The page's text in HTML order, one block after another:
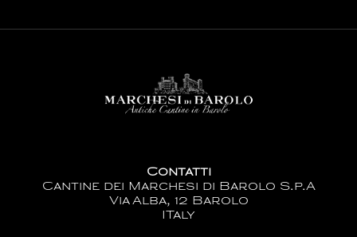
Contatti
Cantine dei Marchesi di Barolo S.p.A
Via Alba, 12 Barolo
ITaly